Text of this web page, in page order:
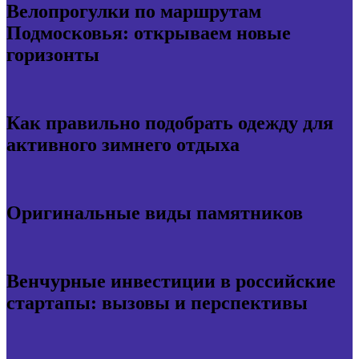
Велопрогулки по маршрутам
Подмосковья: открываем новые
горизонты
Как правильно подобрать одежду для
активного зимнего отдыха
Оригинальные виды памятников
Венчурные инвестиции в российские
стартапы: вызовы и перспективы